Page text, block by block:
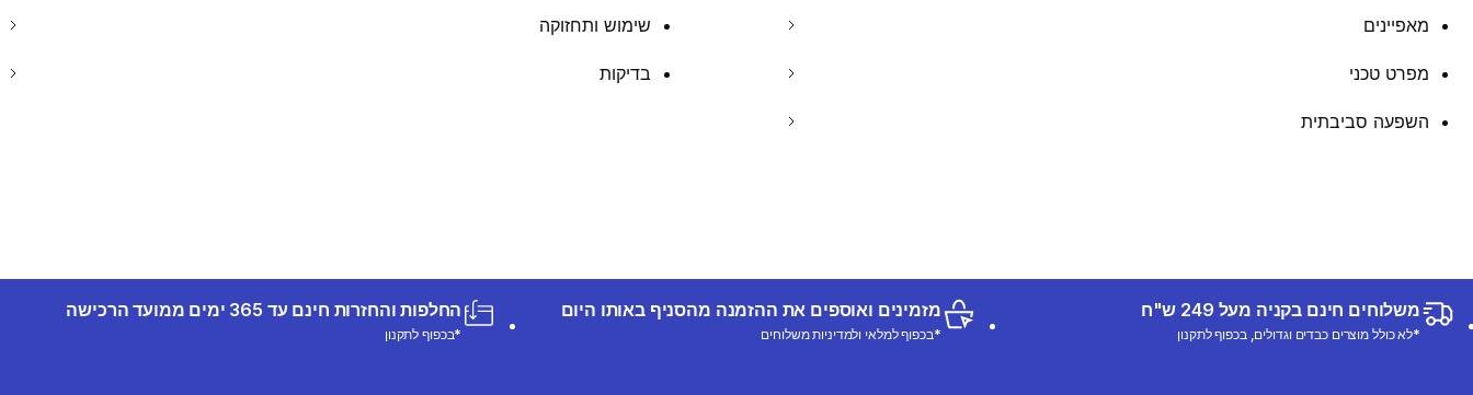
מאפיינים שימוש ותחזוקה
מפרט טכני בדיקות
השפעה סביבתית
משלוחים חינם בקניה מעל 249 ש"ח
*לא כולל מוצרים כבדים וגדולים, בכפוף לתקנון
מזמינים ואוספים את ההזמנה מהסניף באותו היום
*בכפוף למלאי ולמדיניות משלוחים
החלפות והחזרות חינם עד 365 ימים ממועד הרכישה
*בכפוף לתקנון